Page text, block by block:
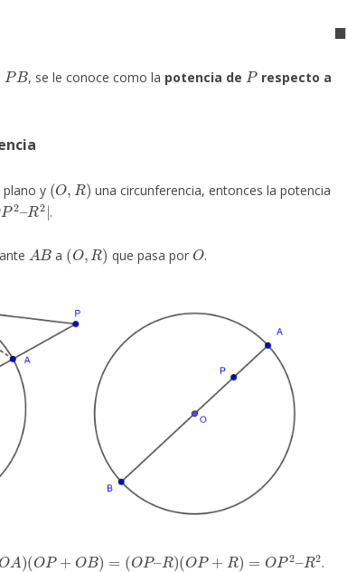
◼
B
, se le conoce como la potencia de
P
respecto a
y
(O R)
una circunferencia, entonces la potencia
P2–
|
.
A B
a
(O R)
que pasa por
O
.
OP + O B )= P –R P + R) =O P 2–R
.